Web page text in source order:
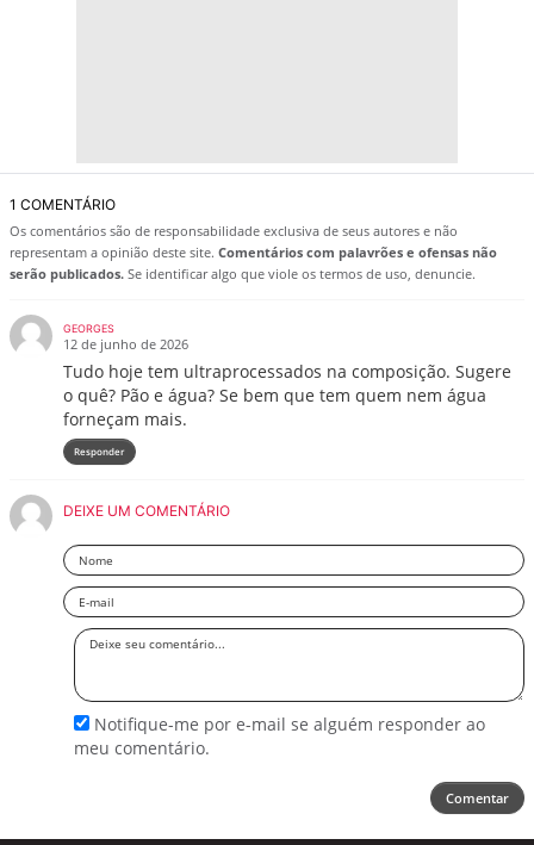
1 COMENTÁRIO
Os comentários são de responsabilidade exclusiva de seus autores e não
representam a opinião deste site. Comentários com palavrões e ofensas não
serão publicados. Se identificar algo que viole os termos de uso, denuncie.
GEORGES
12 de junho de 2026
Tudo hoje tem ultraprocessados na composição. Sugere
o quê? Pão e água? Se bem que tem quem nem água
forneçam mais.
Responder
DEIXE UM COMENTÁRIO
Nome
Email
Deixe
Notifique-me por e-mail se alguém responder ao
meu comentário.
Comentar